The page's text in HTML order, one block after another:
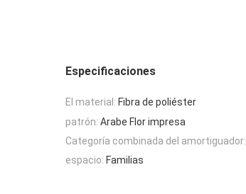
Especificaciones
El material: Fibra de poliéster
patrón: Arabe Flor impresa
Categoría combinada del amortiguador:
espacio: Familias